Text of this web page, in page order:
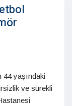
44 yaşındaki
ve sürekli